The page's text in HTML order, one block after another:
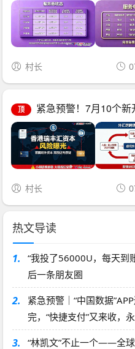
村长
顶 紧急预警！7月10个新
村长
热文导读
1.
“我投了56000U，每天
后一条朋友圈
2.
紧急预警｜“中国数据
完，“快捷支付”又来收，
3.
“林凯文”不止一个——全